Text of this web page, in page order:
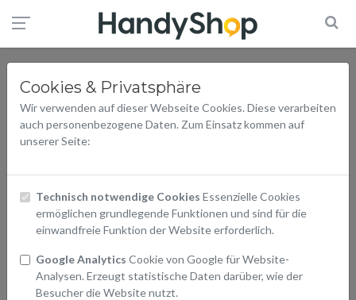
Cookies & Privatsphäre
Wir verwenden auf dieser Webseite Cookies. Diese verarbeiten
auch personenbezogene Daten. Zum Einsatz kommen auf
unserer Seite:
Technisch notwendige Cookies Essenzielle Cookies
ermöglichen grundlegende Funktionen und sind für die
einwandfreie Funktion der Website erforderlich.
Google Analytics Cookie von Google für Website-
Analysen. Erzeugt statistische Daten darüber, wie der
Besucher die Website nutzt.